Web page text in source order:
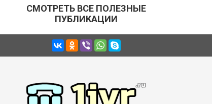
СМОТРЕТЬ ВСЕ ПОЛЕЗНЫЕ
ПУБЛИКАЦИИ